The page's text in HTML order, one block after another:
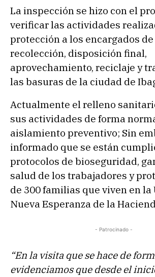
La inspección se hizo con el
verificar las actividades
protección a los encargados
recolección, disposición final,
aprovechamiento, reciclaje y
las basuras de la ciudad de
Actualmente el relleno
sus actividades de forma
aislamiento preventivo; Sin
informado que se están
protocolos de bioseguridad,
salud de los trabajadores y
de 300 familias que viven en
Nueva Esperanza de la
- Patrocinado -
“En la visita que se hace de
evidenciamos que desde el